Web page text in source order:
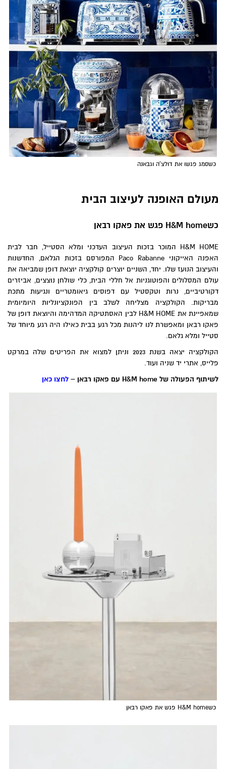
כשסמג פגשו את דולצ'ה וגבאנה
מעולם האופנה לעיצוב הבית
כשH&M home פגש את פאקו רבאן
H&M HOME המוכר בזכות העיצוב העדכני ומלא הסטייל, חבר לבית
האפנה האייקוני Paco Rabanne המפורסם בזכות הגלאם, החדשנות
והעיצוב הנועז שלו. יחד, השניים יוצרים קולקציה יוצאת דופן שמביאה את
עולם המסלולים והפוטוגניות אל חללי הבית, כלי שולחן נוצצים, אביזרים
דקורטיביים, נרות וטקסטיל עם דפוסים גיאומטריים ונגיעות מתכת
מבריקות. הקולקציה מצליחה לשלב בין הפונקציונליות היומיומית
שמאפיינת את H&M HOME לבין האסתטיקה המדהימה והיוצאת דופן של
פאקו רבאן ומאפשרת לנו ליהנות מכל רגע בבית כאילו היה רגע מיוחד של
סטייל ומלא גלאם.
הקולקציה יצאה בשנת 2023 וניתן למצוא את הפריטים שלה במרקט
פלייס, אתרי יד שניה ועוד.
לשיתוף הפעולה של H&M home עם פאקו רבאן – לחצו כאן
כשH&M home פגש את פאקו רבאן